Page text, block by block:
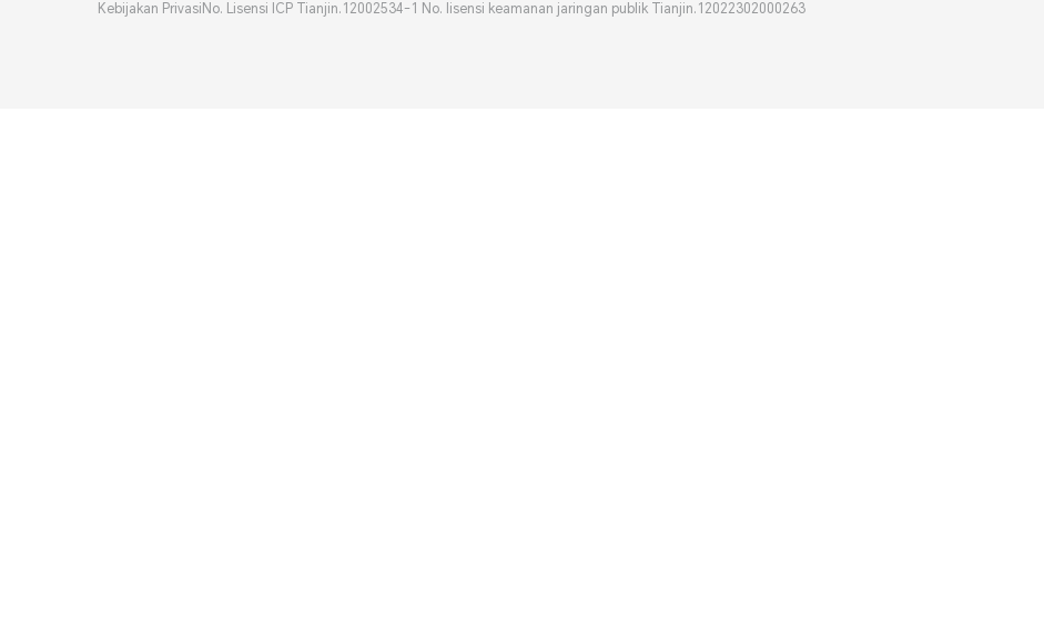
Kebijakan Privasi No. Lisensi ICP Tianjin.12002534-1 No. lisensi keamanan jaringan publik Tianjin.12022302000263